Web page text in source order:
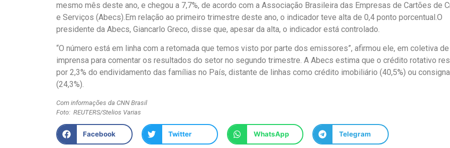
mesmo mês deste ano, e chegou a 7,7%, de acordo com a Associação Brasileira das Empresas de Cartões de
e Serviços (Abecs).Em relação ao primeiro trimestre deste ano, o indicador teve alta de 0,4 ponto porcentual.O
presidente da Abecs, Giancarlo Greco, disse que, apesar da alta, o indicador está controlado.
“O número está em linha com a retomada que temos visto por parte dos emissores”, afirmou ele, em coletiva de
imprensa para comentar os resultados do setor no segundo trimestre. A Abecs estima que o crédito rotativo
por 2,3% do endividamento das famílias no País, distante de linhas como crédito imobiliário (40,5%) ou
(24,3%).
Com informações da CNN Brasil
Foto: REUTERS/Stelios Varias
Facebook Twitter WhatsApp Telegram